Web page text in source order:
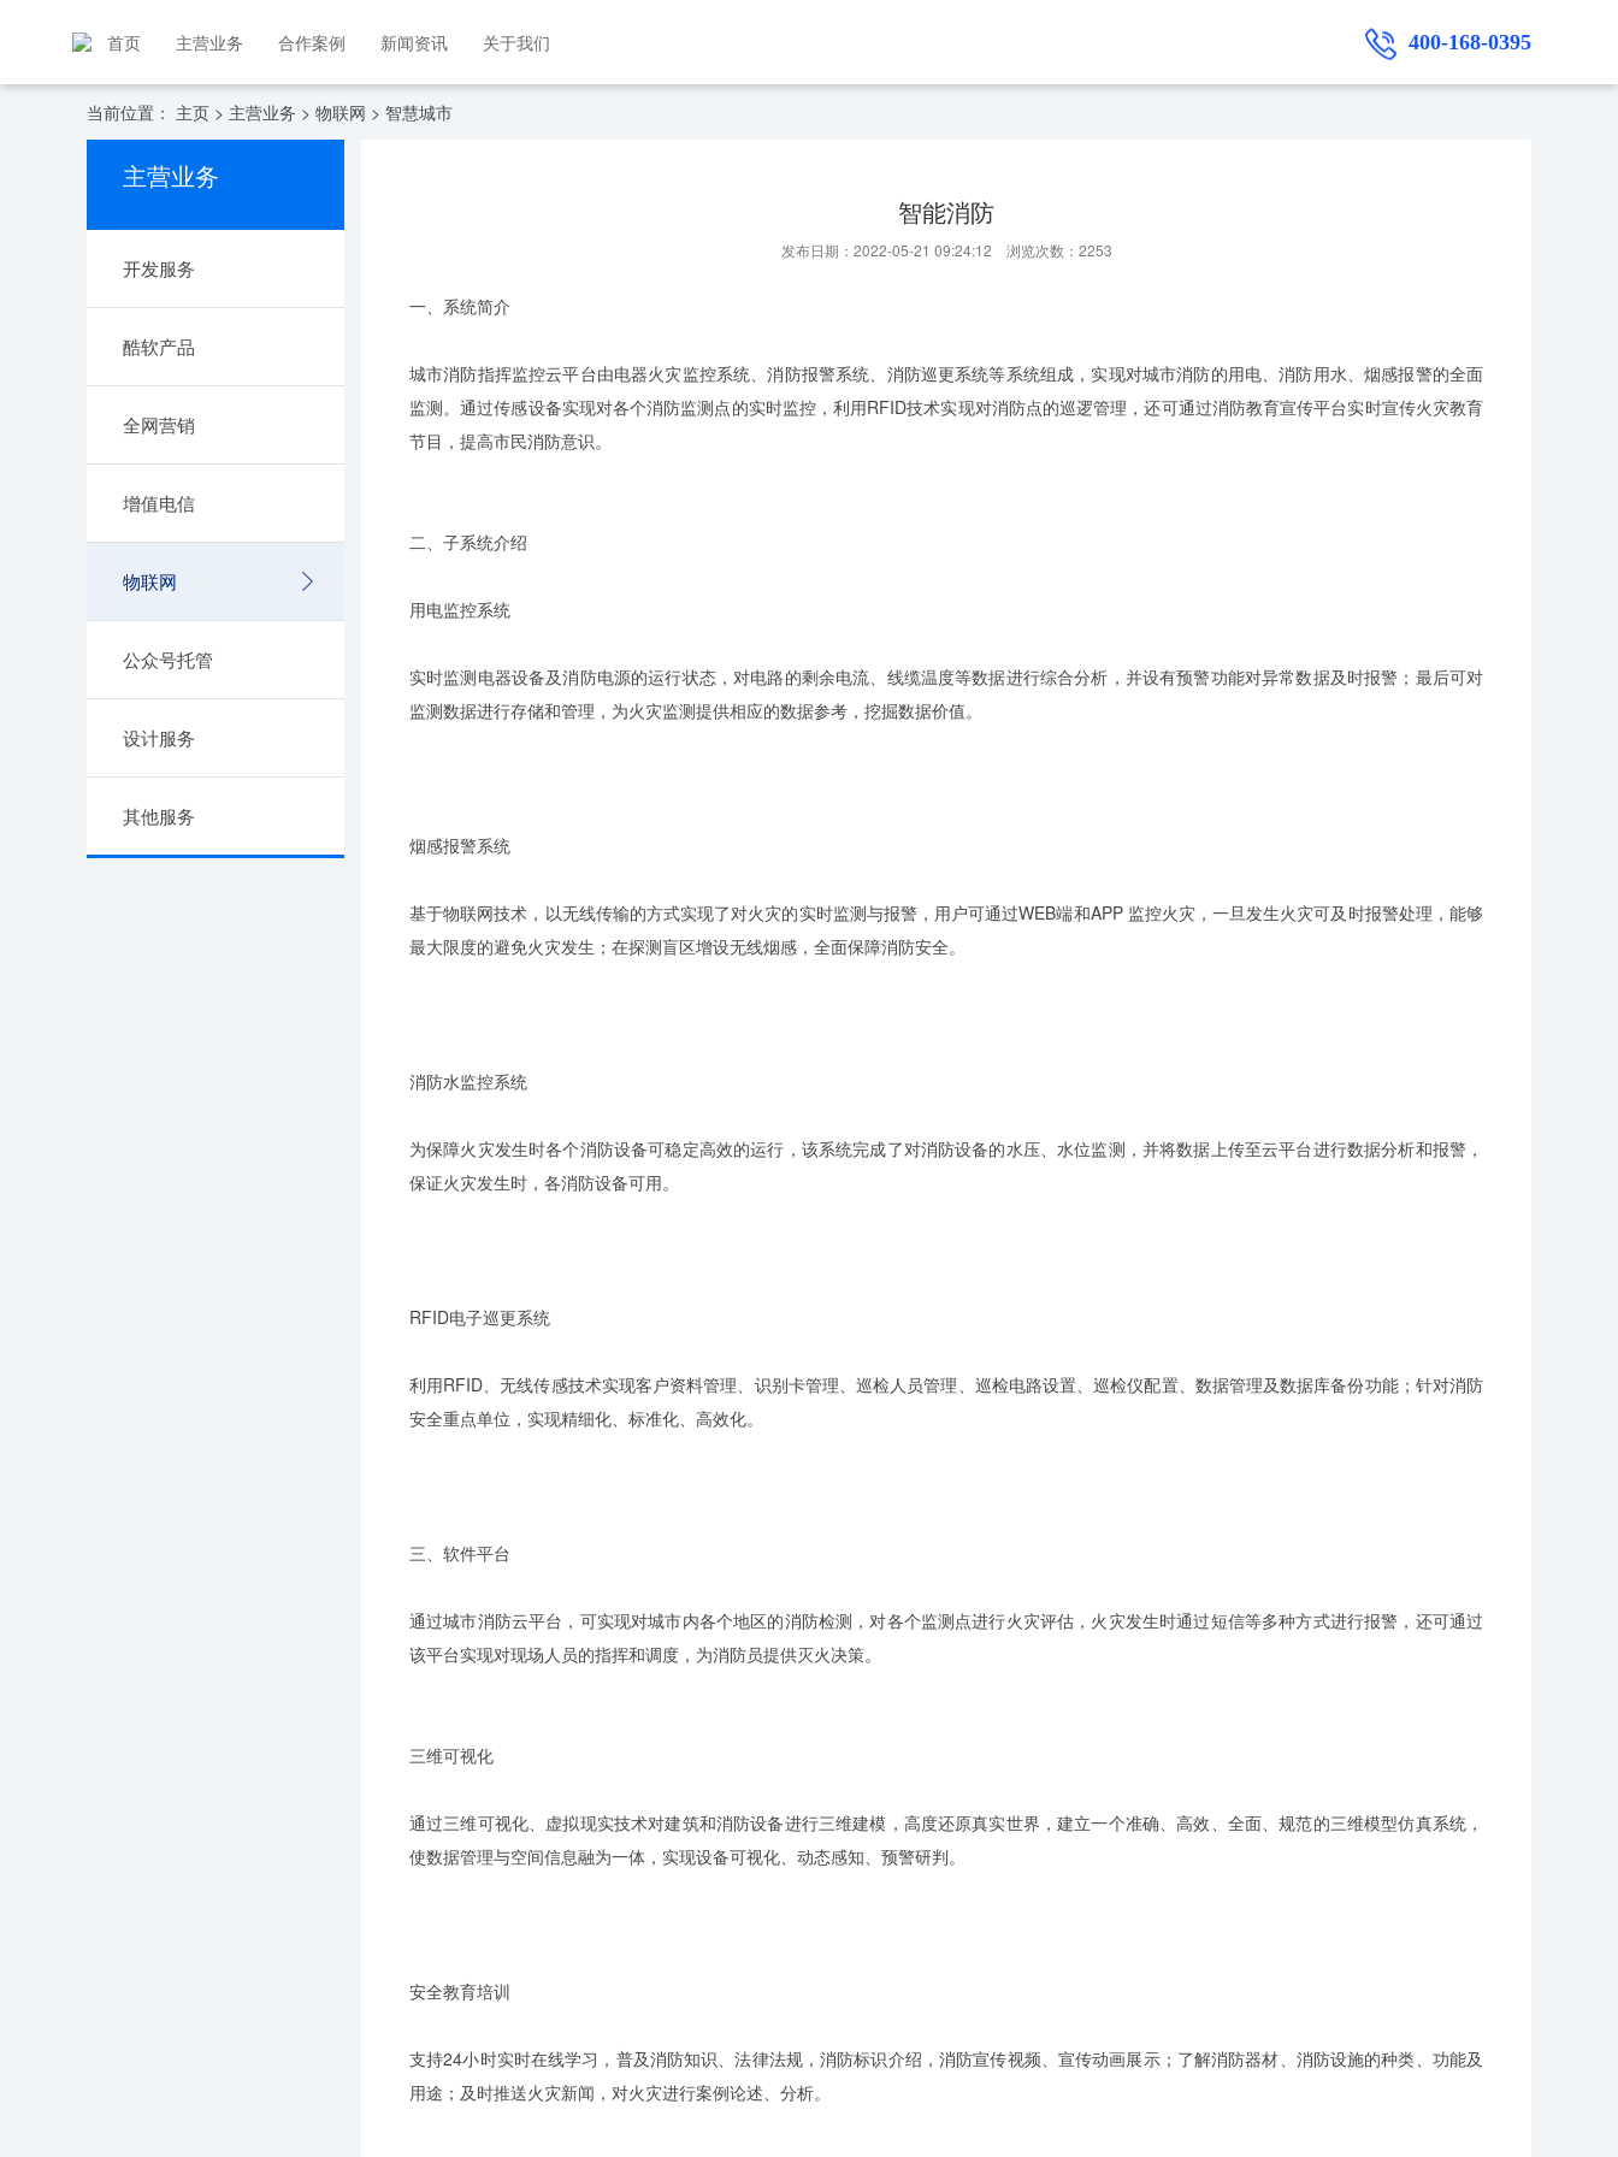
400-168-0395
首页 主营业务 合作案例 新闻资讯 关于我们
当前位置： 主页 > 主营业务 > 物联网 > 智慧城市
主营业务
开发服务
酷软产品
全网营销
增值电信
物联网
公众号托管
设计服务
其他服务
智能消防
发布日期：2022-05-21 09:24:12 浏览次数： 2253
一、系统简介
城市消防指挥监控云平台由电器火灾监控系统、消防报警系统、消防巡更系统等系统组成，实现对城市消防的用电、消防用水、烟感报警的全面
监测。通过传感设备实现对各个消防监测点的实时监控，利用RFID技术实现对消防点的巡逻管理，还可通过消防教育宣传平台实时宣传火灾教育
节目，提高市民消防意识。
二、子系统介绍
用电监控系统
实时监测电器设备及消防电源的运行状态，对电路的剩余电流、线缆温度等数据进行综合分析，并设有预警功能对异常数据及时报警；最后可对
监测数据进行存储和管理，为火灾监测提供相应的数据参考，挖掘数据价值。
烟感报警系统
基于物联网技术，以无线传输的方式实现了对火灾的实时监测与报警，用户可通过WEB端和APP 监控火灾，一旦发生火灾可及时报警处理，能够
最大限度的避免火灾发生；在探测盲区增设无线烟感，全面保障消防安全。
消防水监控系统
为保障火灾发生时各个消防设备可稳定高效的运行，该系统完成了对消防设备的水压、水位监测，并将数据上传至云平台进行数据分析和报警，
保证火灾发生时，各消防设备可用。
RFID电子巡更系统
利用RFID、无线传感技术实现客户资料管理、识别卡管理、巡检人员管理、巡检电路设置、巡检仪配置、数据管理及数据库备份功能；针对消防
安全重点单位，实现精细化、标准化、高效化。
三、软件平台
通过城市消防云平台，可实现对城市内各个地区的消防检测，对各个监测点进行火灾评估，火灾发生时通过短信等多种方式进行报警，还可通过
该平台实现对现场人员的指挥和调度，为消防员提供灭火决策。
三维可视化
通过三维可视化、虚拟现实技术对建筑和消防设备进行三维建模，高度还原真实世界，建立一个准确、高效、全面、规范的三维模型仿真系统，
使数据管理与空间信息融为一体，实现设备可视化、动态感知、预警研判。
安全教育培训
支持24小时实时在线学习，普及消防知识、法律法规，消防标识介绍，消防宣传视频、宣传动画展示；了解消防器材、消防设施的种类、功能及
用途；及时推送火灾新闻，对火灾进行案例论述、分析。